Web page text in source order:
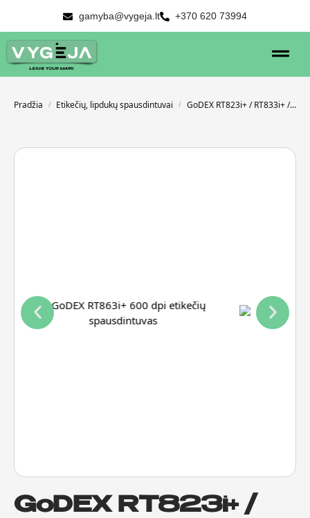
gamyba@vygeja.lt +370 620 73994
Pradžia / Etikečių, lipdukų spausdintuvai / GoDEX RT823i+ / RT833i+ / RT863i+
GoDEX RT823i+ /